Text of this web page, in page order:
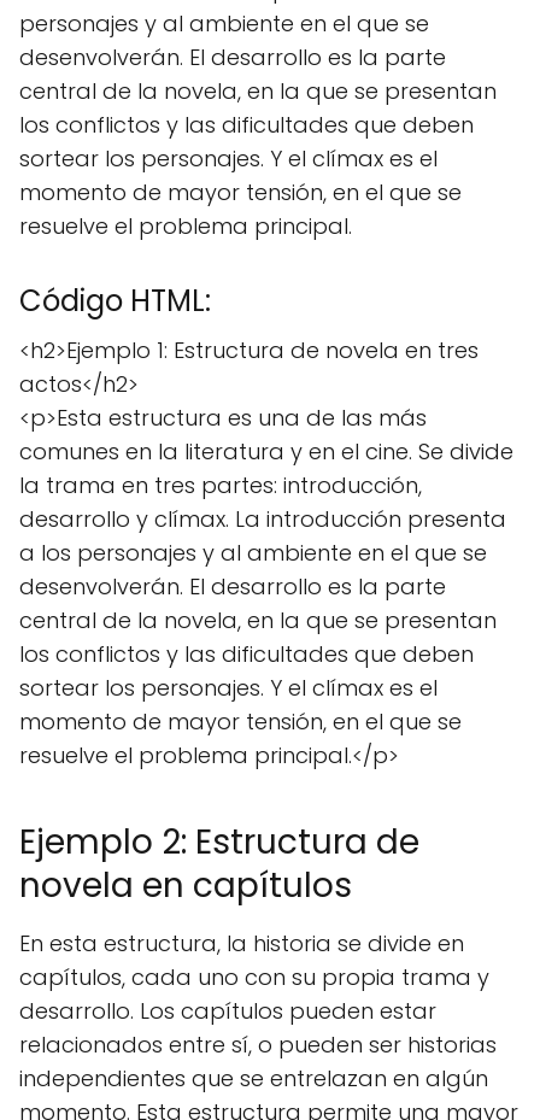
personajes y al ambiente en el que se
desenvolverán. El desarrollo es la parte
central de la novela, en la que se presentan
los conflictos y las dificultades que deben
sortear los personajes. Y el clímax es el
momento de mayor tensión, en el que se
resuelve el problema principal.
Código HTML:
<h2>Ejemplo 1: Estructura de novela en tres
actos</h2>
<p>Esta estructura es una de las más
comunes en la literatura y en el cine. Se divide
la trama en tres partes: introducción,
desarrollo y clímax. La introducción presenta
a los personajes y al ambiente en el que se
desenvolverán. El desarrollo es la parte
central de la novela, en la que se presentan
los conflictos y las dificultades que deben
sortear los personajes. Y el clímax es el
momento de mayor tensión, en el que se
resuelve el problema principal.</p>
Ejemplo 2: Estructura de
novela en capítulos
En esta estructura, la historia se divide en
capítulos, cada uno con su propia trama y
desarrollo. Los capítulos pueden estar
relacionados entre sí, o pueden ser historias
independientes que se entrelazan en algún
momento. Esta estructura permite una mayor